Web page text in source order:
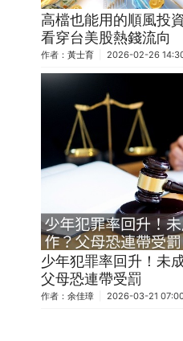
高檔也能用的順風投
看穿台美股熱錢流向
作者： 黃士育 2026-02-26
少年犯罪率回升！未
父母恐連帶受罰
作者： 余佳璋 2026-03-21